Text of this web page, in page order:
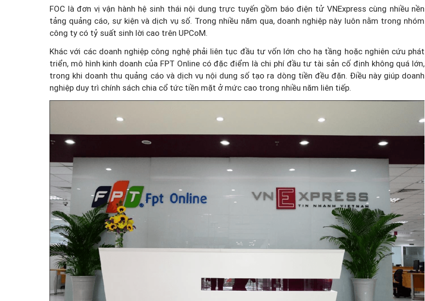
FOC là đơn vị vận hành hệ sinh thái nội dung trực tuyến gồm báo điện tử VNExpress cùng nhiều nền
tảng quảng cáo, sự kiện và dịch vụ số. Trong nhiều năm qua, doanh nghiệp này luôn nằm trong nhóm
công ty có tỷ suất sinh lời cao trên UPCoM.
Khác với các doanh nghiệp công nghệ phải liên tục đầu tư vốn lớn cho hạ tầng hoặc nghiên cứu phát
triển, mô hình kinh doanh của FPT Online có đặc điểm là chi phí đầu tư tài sản cố định không quá lớn,
trong khi doanh thu quảng cáo và dịch vụ nội dung số tạo ra dòng tiền đều đặn. Điều này giúp doanh
nghiệp duy trì chính sách chia cổ tức tiền mặt ở mức cao trong nhiều năm liên tiếp.